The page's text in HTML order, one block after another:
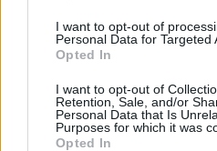
I want to opt-out of
Personal Data for Targeted
Opted In
I want to opt-out of
Retention, Sale, and/or
Personal Data that Is
Purposes for which it was
Opted In